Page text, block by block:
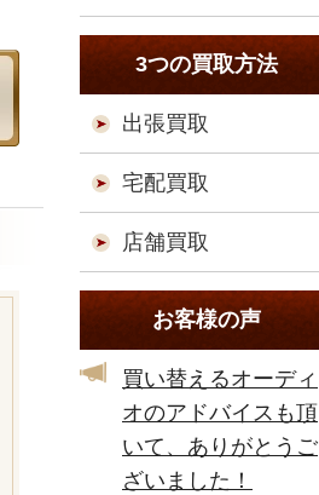
3つの買取方法
出張買取
宅配買取
店舗買取
お客様の声
買い替えるオーディ
オのアドバイスも頂
いて、ありがとうご
ざいました！